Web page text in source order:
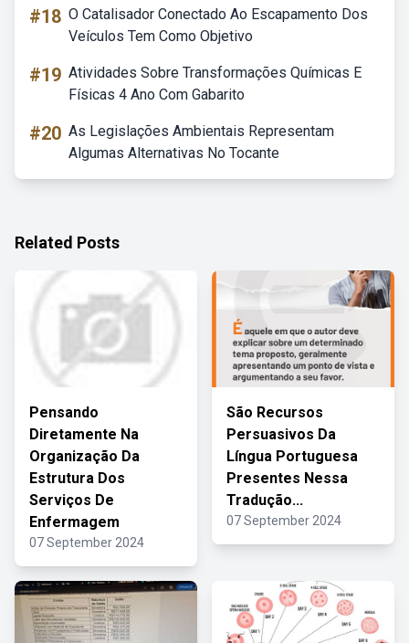
#18 O Catalisador Conectado Ao Escapamento Dos
Veículos Tem Como Objetivo
#19 Atividades Sobre Transformações Químicas E
Físicas 4 Ano Com Gabarito
#20 As Legislações Ambientais Representam
Algumas Alternativas No Tocante
Related Posts
Pensando
Diretamente Na
Organização Da
Estrutura Dos
Serviços De
Enfermagem
07 September 2024
São Recursos
Persuasivos Da
Língua Portuguesa
Presentes Nessa
Tradução...
07 September 2024